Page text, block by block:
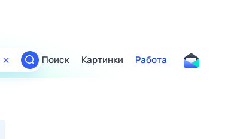
Поиск Картинки Работа